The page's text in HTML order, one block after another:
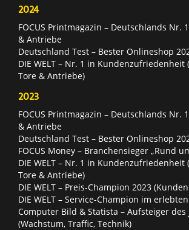
2024
FOCUS Printmagazin – Deutschlands Nr.
& Antriebe
Deutschland Test – Bester Onlineshop
DIE WELT – Nr. 1 in Kundenzufriedenheit
Tore & Antriebe)
2023
FOCUS Printmagazin – Deutschlands Nr.
& Antriebe
Deutschland Test – Bester Onlineshop
FOCUS Money – Branchensieger „Rund
DIE WELT – Nr. 1 in Kundenzufriedenheit
Tore & Antriebe)
DIE WELT – Preis-Champion 2023
DIE WELT – Service-Champion im
Computer Bild & Statista – Aufsteiger des
(Wachstum, Traffic, Technik)